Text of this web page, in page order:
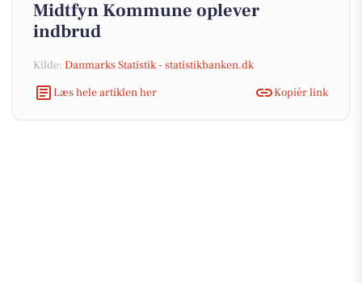
Midtfyn Kommune oplever
indbrud
Kilde: Danmarks Statistik - statistikbanken.dk
Læs hele artiklen her
Kopiér link